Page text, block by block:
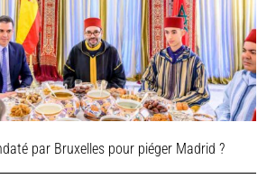
par Bruxelles pour piéger Madrid ?